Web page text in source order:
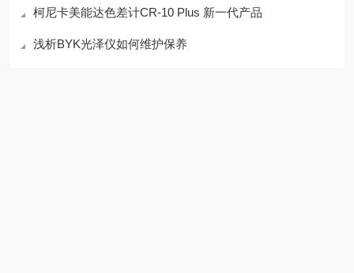
柯尼卡美能达色差计CR-10 Plus 新一代产品
浅析BYK光泽仪如何维护保养